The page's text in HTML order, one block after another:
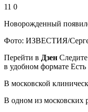
11 0
Новорожденный
Фото: ИЗВЕСТИЯ/
Перейти в Дзен
в удобном формате Есть
В московской
В одном из московских